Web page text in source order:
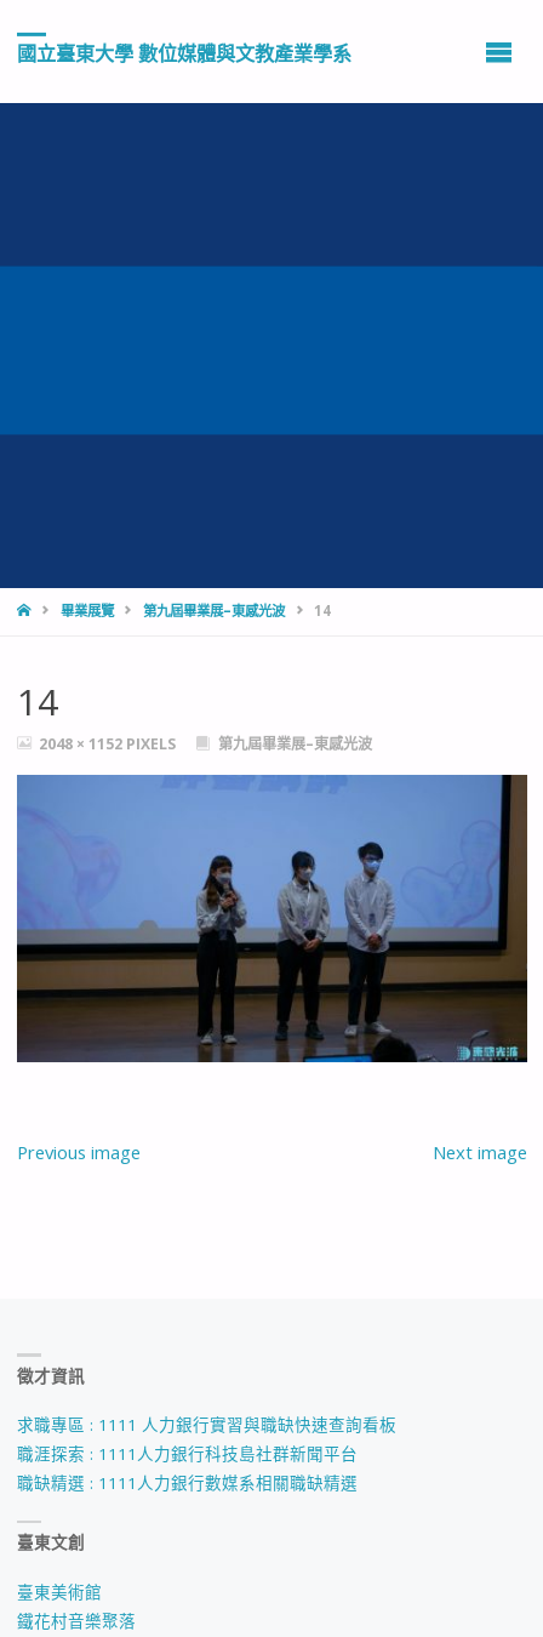
國立臺東大學 數位媒體與文教產業學系
HOME畢業展覽 第九屆畢業展–東感光波 14
14
FULL2048 × 1152 PIXELS 第九屆畢業展–東感光波
Previous image Next image
徵才資訊
求職專區 : 1111 人力銀行實習與職缺快速查詢看板
職涯探索 : 1111人力銀行科技島社群新聞平台
職缺精選 : 1111人力銀行數媒系相關職缺精選
臺東文創
臺東美術館
鐵花村音樂聚落